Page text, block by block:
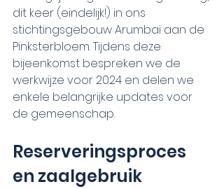
dit keer (eindelijk!) in ons
stichtingsgebouw Arumbai aan de
Pinksterbloem. Tijdens deze
bijeenkomst bespreken we de
werkwijze voor 2024 en delen we
enkele belangrijke updates voor
de gemeenschap.
Reserveringsproces
en zaalgebruik